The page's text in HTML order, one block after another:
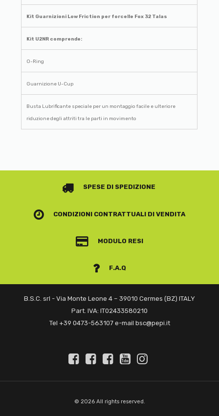
Kit Guarnizioni Low Friction per forcelle Fox 32 Talas
Kit U2NR comprende:
O-Ring
Guarnizione U-Cup
Busta Lubrificante speciale per un montaggio facile e ulteriore
riduzione degli attriti tra le parti in movimento
SPESE DI SPEDIZIONE
CONDIZIONI CONTRATTUALIDI VENDITA
MODULO RESI
F.A.Q
B.S.C. srl - Via Monte Leone 4 – 39010 Cermes (BZ) ITALY
Part. IVA: IT02433580210
Tel +39 0473-563107 e-mail bsc@pepi.it
© 2026 All rights reserved.